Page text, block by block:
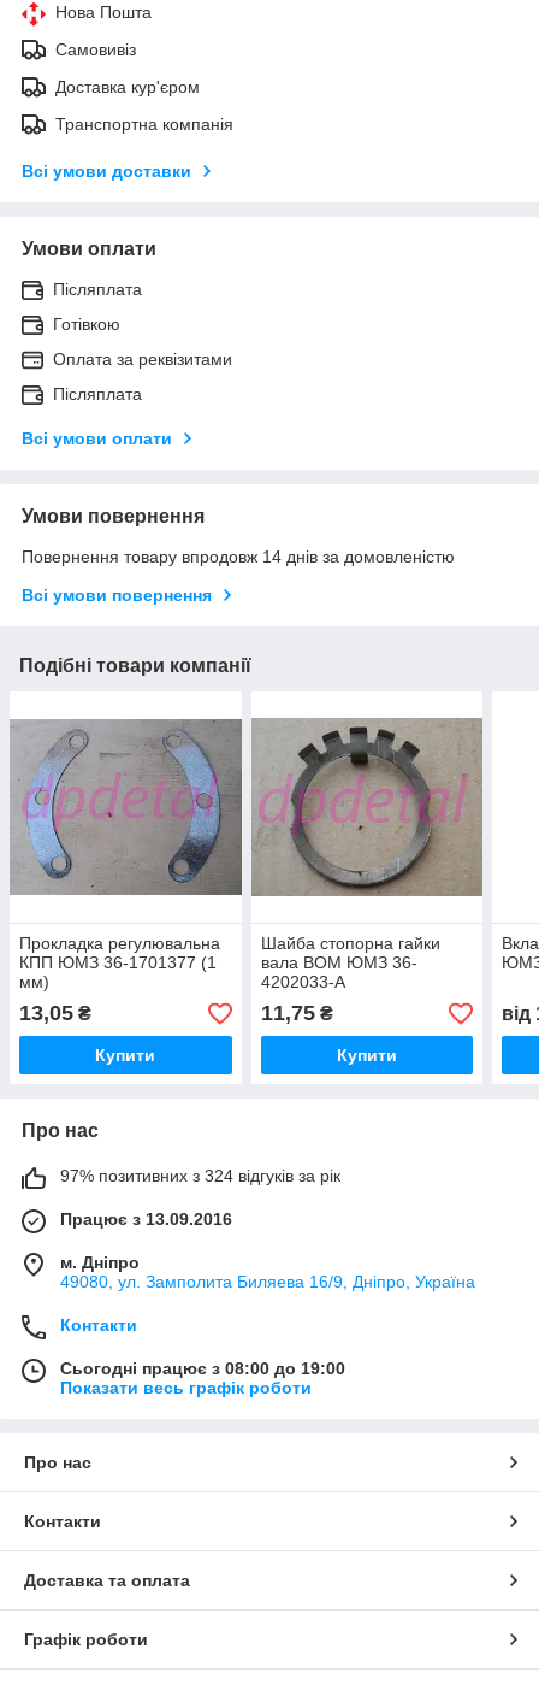
Нова Пошта
Самовивіз
Доставка кур'єром
Транспортна компанія
Всі умови доставки
Умови оплати
Післяплата
Готівкою
Оплата за реквізитами
Післяплата
Всі умови оплати
Умови повернення
Повернення товару впродовж 14 днів за домовленістю
Всі умови повернення
Подібні товари компанії
Прокладка регулювальна
КПП ЮМЗ 36-1701377 (1
мм)
13,05 ₴
Купити
Шайба стопорна гайки
вала ВОМ ЮМЗ 36-
4202033-А
11,75₴
Купити
ЮМЗ
від
Про нас
97% позитивних з 324 відгуків за рік
Працює з 13.09.2016
м. Дніпро
49080, ул. Замполита Биляева 16/9, Дніпро, Україна
Контакти
Сьогодні працює з 08:00 до 19:00
Показати весь графік роботи
Про нас
Контакти
Доставка та оплата
Графік роботи